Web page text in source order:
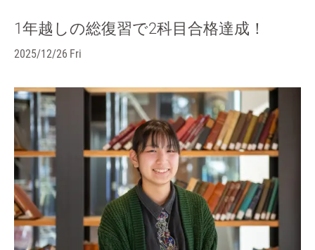
1年越しの総復習で2科目合格達成！
2025/12/26 Fri